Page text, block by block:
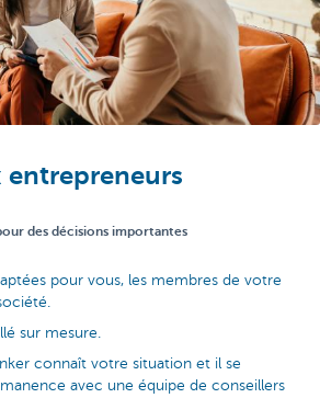
entrepreneurs
des décisions importantes
pour vous, les membres de votre
sur mesure.
connaît votre situation et il se
avec une équipe de conseillers